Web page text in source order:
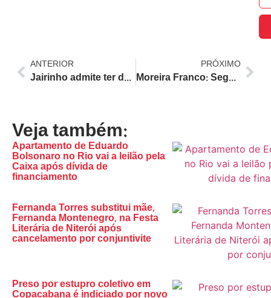
ANTERIOR
Jairinho admite ter dado ‘bandas’ em Henry Borel, mas nega agressões e tortura
PRÓXIMO
Moreira Franco: Segurança pública no Brasil reflete crise política nacional, comparando estados ao Rio
Veja também:
Apartamento de Eduardo
Bolsonaro no Rio vai a leilão pela
Caixa após dívida de
financiamento
Fernanda Torres substitui mãe,
Fernanda Montenegro, na Festa
Literária de Niterói após
cancelamento por conjuntivite
Preso por estupro coletivo em